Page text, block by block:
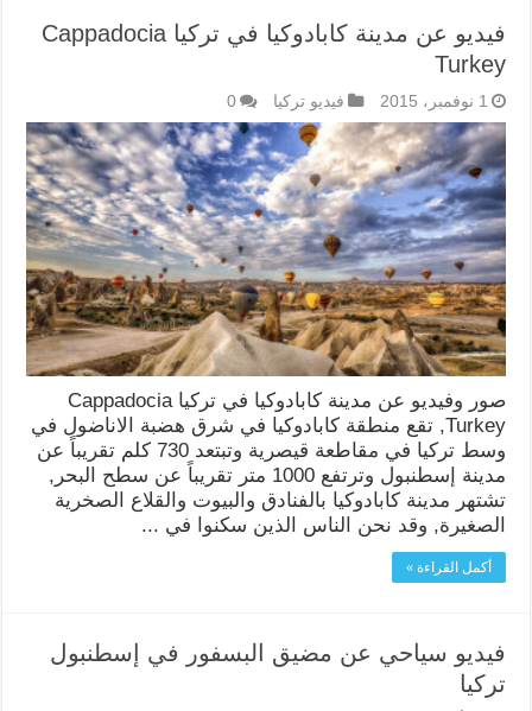
فيديو عن مدينة كابادوكيا في تركيا Cappadocia
Turkey
1 نوفمبر، 2015 فيديو تركيا 0
صور وفيديو عن مدينة كابادوكيا في تركيا Cappadocia
Turkey, تقع منطقة كابادوكيا في شرق هضبة الاناضول في
وسط تركيا في مقاطعة قيصرية وتبتعد 730 كلم تقريباً عن
مدينة إسطنبول وترتفع 1000 متر تقريباً عن سطح البحر,
تشتهر مدينة كابادوكيا بالفنادق والبيوت والقلاع الصخرية
الصغيرة, وقد نحن الناس الذين سكنوا في ...
أكمل القراءة »
فيديو سياحي عن مضيق البسفور في إسطنبول
تركيا